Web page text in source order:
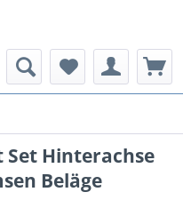
Hinterachse
Beläge